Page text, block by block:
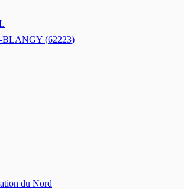
BLANGY (62223)
du Nord